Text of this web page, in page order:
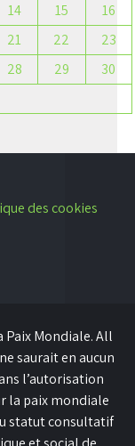
14 15
16
21 22
23
28 29
30
des cookies
Paix Mondiale. All
saurait en aucun
l’autorisation
la paix mondiale
statut consultatif